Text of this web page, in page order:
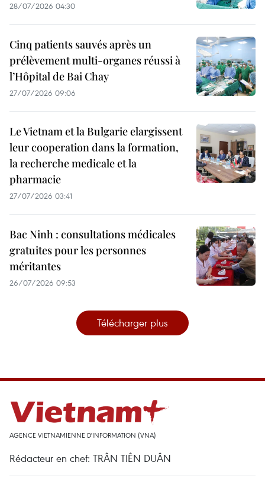
28/07/2026 04:30
Cinq patients sauvés après un
prélèvement multi-organes réussi à
l’Hôpital de Bai Chay
27/07/2026 09:06
Le Vietnam et la Bulgarie elargissent
leur cooperation dans la formation,
la recherche medicale et la
pharmacie
27/07/2026 03:41
Bac Ninh : consultations médicales
gratuites pour les personnes
méritantes
26/07/2026 09:53
Télécharger plus
AGENCE VIETNAMIENNE D'INFORMATION (VNA)
Rédacteur en chef: TRÂN TIÊN DUÂN